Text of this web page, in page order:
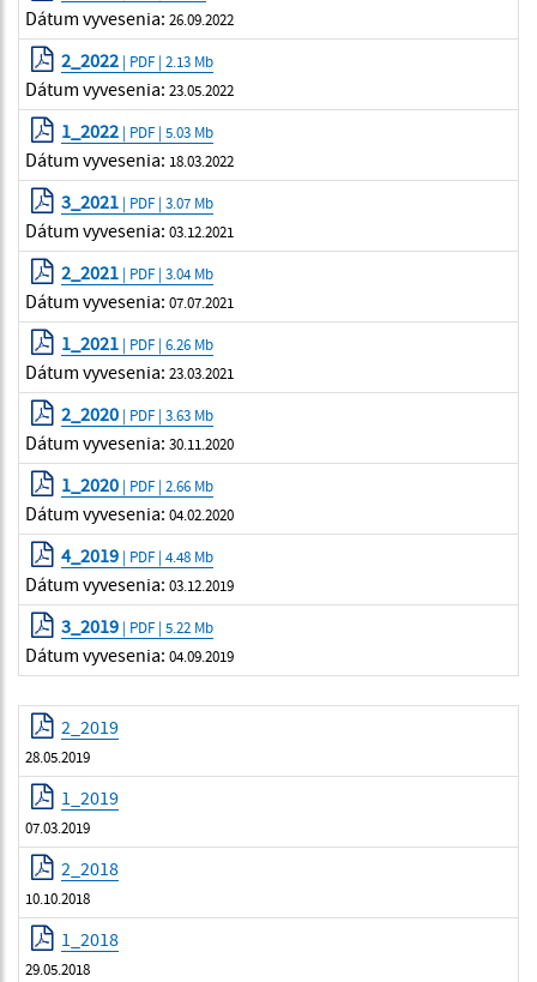
Dátum vyvesenia: 26.09.2022
2_2022 | PDF | 2.13 Mb
Dátum vyvesenia: 23.05.2022
1_2022 | PDF | 5.03 Mb
Dátum vyvesenia: 18.03.2022
3_2021 | PDF | 3.07 Mb
Dátum vyvesenia: 03.12.2021
2_2021 | PDF | 3.04 Mb
Dátum vyvesenia: 07.07.2021
1_2021 | PDF | 6.26 Mb
Dátum vyvesenia: 23.03.2021
2_2020 | PDF | 3.63 Mb
Dátum vyvesenia: 30.11.2020
1_2020 | PDF | 2.66 Mb
Dátum vyvesenia: 04.02.2020
4_2019 | PDF | 4.48 Mb
Dátum vyvesenia: 03.12.2019
3_2019 | PDF | 5.22 Mb
Dátum vyvesenia: 04.09.2019
2_2019
28.05.2019
1_2019
07.03.2019
2_2018
10.10.2018
1_2018
29.05.2018